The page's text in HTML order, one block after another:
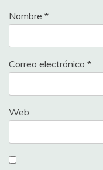
Nombre *
Correo electrónico *
Web